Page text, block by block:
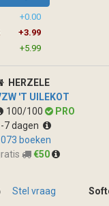
+0.00
+3.99
+5.99
HERZELE
'T UILEKOT
100/100
PRO
7 dagen
boeken
€50
Stel vraag